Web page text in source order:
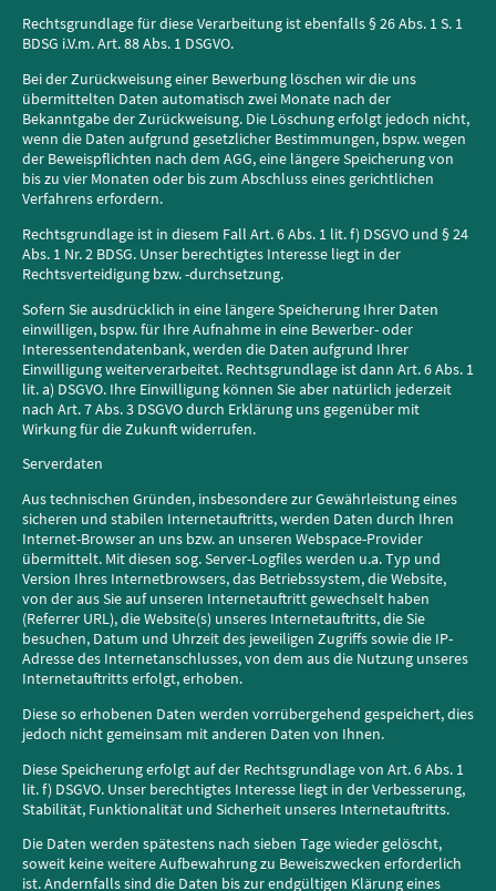
Rechtsgrundlage für diese Verarbeitung ist ebenfalls § 26 Abs. 1 S. 1
BDSG i.V.m. Art. 88 Abs. 1 DSGVO.
Bei der Zurückweisung einer Bewerbung löschen wir die uns
übermittelten Daten automatisch zwei Monate nach der
Bekanntgabe der Zurückweisung. Die Löschung erfolgt jedoch nicht,
wenn die Daten aufgrund gesetzlicher Bestimmungen, bspw. wegen
der Beweispflichten nach dem AGG, eine längere Speicherung von
bis zu vier Monaten oder bis zum Abschluss eines gerichtlichen
Verfahrens erfordern.
Rechtsgrundlage ist in diesem Fall Art. 6 Abs. 1 lit. f) DSGVO und § 24
Abs. 1 Nr. 2 BDSG. Unser berechtigtes Interesse liegt in der
Rechtsverteidigung bzw. -durchsetzung.
Sofern Sie ausdrücklich in eine längere Speicherung Ihrer Daten
einwilligen, bspw. für Ihre Aufnahme in eine Bewerber- oder
Interessentendatenbank, werden die Daten aufgrund Ihrer
Einwilligung weiterverarbeitet. Rechtsgrundlage ist dann Art. 6 Abs. 1
lit. a) DSGVO. Ihre Einwilligung können Sie aber natürlich jederzeit
nach Art. 7 Abs. 3 DSGVO durch Erklärung uns gegenüber mit
Wirkung für die Zukunft widerrufen.
Serverdaten
Aus technischen Gründen, insbesondere zur Gewährleistung eines
sicheren und stabilen Internetauftritts, werden Daten durch Ihren
Internet-Browser an uns bzw. an unseren Webspace-Provider
übermittelt. Mit diesen sog. Server-Logfiles werden u.a. Typ und
Version Ihres Internetbrowsers, das Betriebssystem, die Website,
von der aus Sie auf unseren Internetauftritt gewechselt haben
(Referrer URL), die Website(s) unseres Internetauftritts, die Sie
besuchen, Datum und Uhrzeit des jeweiligen Zugriffs sowie die IP-
Adresse des Internetanschlusses, von dem aus die Nutzung unseres
Internetauftritts erfolgt, erhoben.
Diese so erhobenen Daten werden vorrübergehend gespeichert, dies
jedoch nicht gemeinsam mit anderen Daten von Ihnen.
Diese Speicherung erfolgt auf der Rechtsgrundlage von Art. 6 Abs. 1
lit. f) DSGVO. Unser berechtigtes Interesse liegt in der Verbesserung,
Stabilität, Funktionalität und Sicherheit unseres Internetauftritts.
Die Daten werden spätestens nach sieben Tage wieder gelöscht,
soweit keine weitere Aufbewahrung zu Beweiszwecken erforderlich
ist. Andernfalls sind die Daten bis zur endgültigen Klärung eines